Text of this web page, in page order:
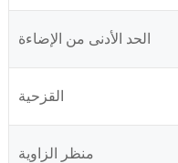
الحد الأدنى من الإضاءة
القزحية
منظر الزاوية